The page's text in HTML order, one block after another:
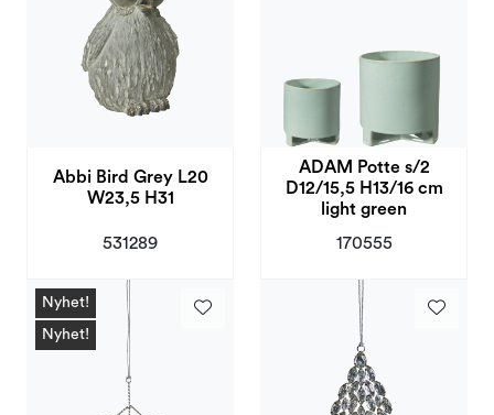
Abbi Bird Grey L20
W23,5 H31
531289
ADAM Potte s/2
D12/15,5 H13/16 cm
light green
170555
Nyhet!
Nyhet!